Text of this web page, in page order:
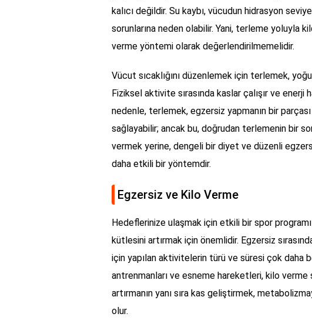
kalıcı değildir. Su kaybı, vücudun hidrasyon
sorunlarına neden olabilir. Yani, terleme yoluyla
verme yöntemi olarak değerlendirilmemelidir.
Vücut sıcaklığını düzenlemek için terlemek,
Fiziksel aktivite sırasında kaslar çalışır ve enerji
nedenle, terlemek, egzersiz yapmanın bir
sağlayabilir; ancak bu, doğrudan terlemenin bir
vermek yerine, dengeli bir diyet ve düzenli
daha etkili bir yöntemdir.
Egzersiz ve Kilo Verme
Hedeflerinize ulaşmak için etkili bir spor
kütlesini artırmak için önemlidir. Egzersiz
için yapılan aktivitelerin türü ve süresi çok daha
antrenmanları ve esneme hareketleri, kilo verme
artırmanın yanı sıra kas geliştirmek,
olur.